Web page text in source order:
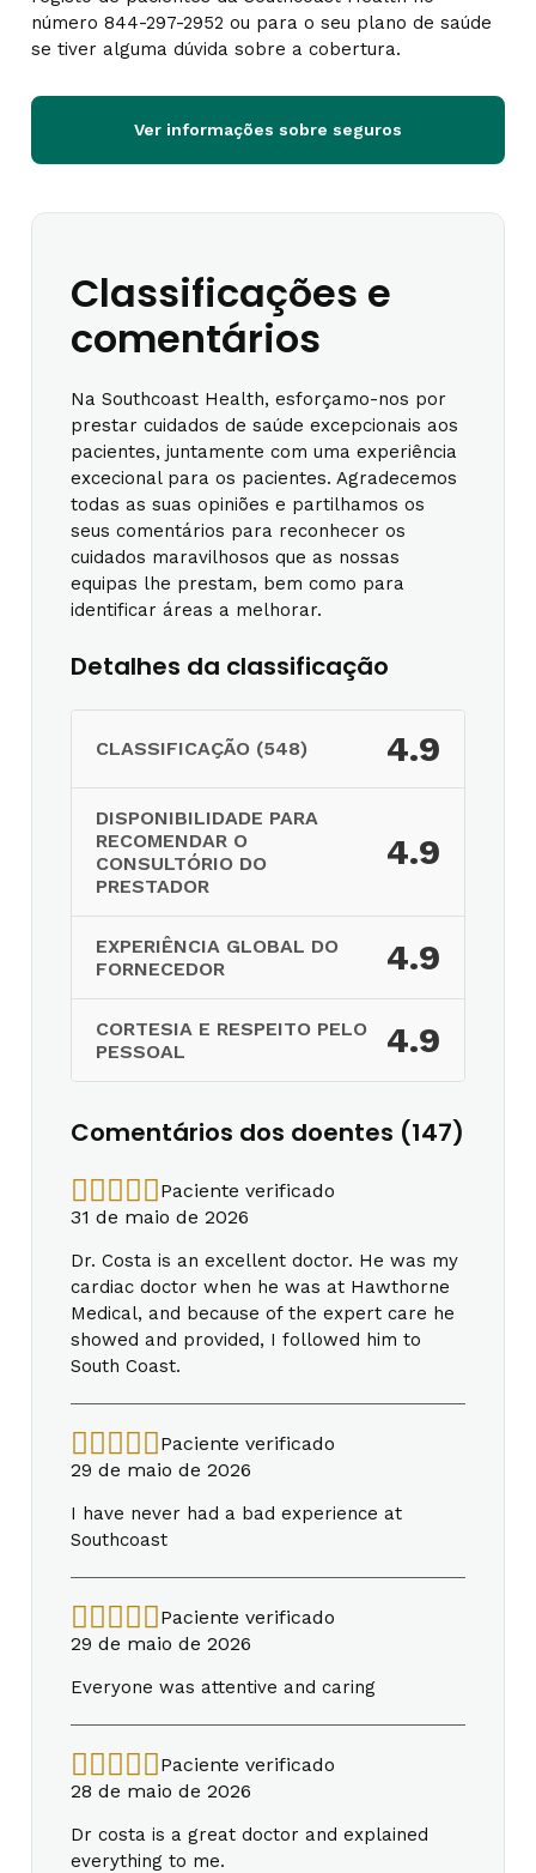
número 844-297-2952 ou para o seu plano de saúde
se tiver alguma dúvida sobre a cobertura.
Ver informações sobre seguros
Classificações e
comentários
Na Southcoast Health, esforçamo-nos por
prestar cuidados de saúde excepcionais aos
pacientes, juntamente com uma experiência
excecional para os pacientes. Agradecemos
todas as suas opiniões e partilhamos os
seus comentários para reconhecer os
cuidados maravilhosos que as nossas
equipas lhe prestam, bem como para
identificar áreas a melhorar.
Detalhes da classificação
CLASSIFICAÇÃO (548) 4.9
DISPONIBILIDADE PARA
RECOMENDAR O
CONSULTÓRIO DO
PRESTADOR
4.9
EXPERIÊNCIA GLOBAL DO
FORNECEDOR
4.9
CORTESIA E RESPEITO PELO
PESSOAL
4.9
Comentários dos doentes (147)
Paciente verificado
31 de maio de 2026
Dr. Costa is an excellent doctor. He was my
cardiac doctor when he was at Hawthorne
Medical, and because of the expert care he
showed and provided, I followed him to
South Coast.
Paciente verificado
29 de maio de 2026
I have never had a bad experience at
Southcoast
Paciente verificado
29 de maio de 2026
Everyone was attentive and caring
Paciente verificado
28 de maio de 2026
Dr costa is a great doctor and explained
everything to me.